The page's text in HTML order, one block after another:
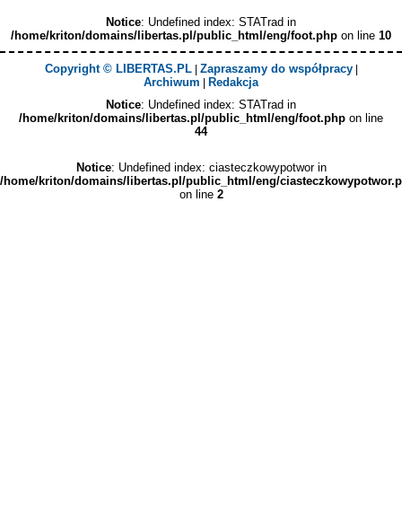
Notice: Undefined index: STATrad in
/home/kriton/domains/libertas.pl/public_html/eng/foot.php on line 10
Copyright © LIBERTAS.PL| Zapraszamy do współpracy|
Archiwum | Redakcja
Notice: Undefined index: STATrad in
/home/kriton/domains/libertas.pl/public_html/eng/foot.php on line
44
Notice: Undefined index: ciasteczkowypotwor in
/home/kriton/domains/libertas.pl/public_html/eng/
on line 2